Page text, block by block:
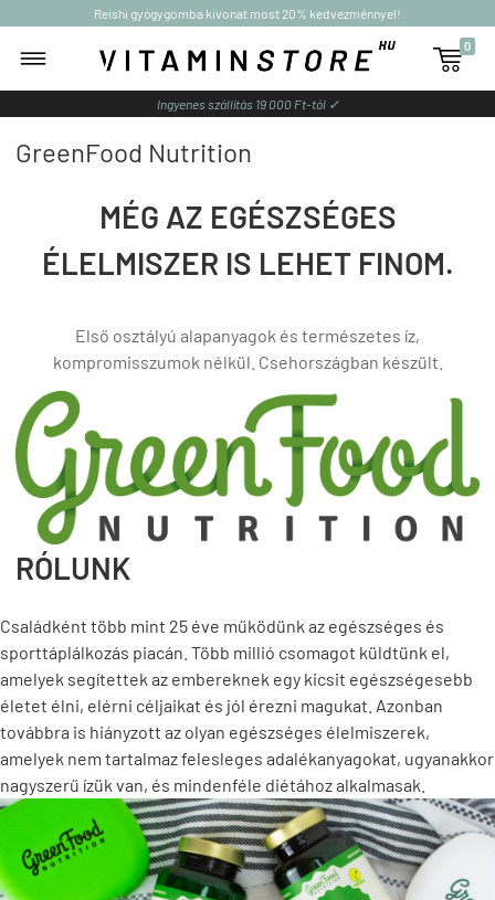
Reishi gyógygomba kivonat most 20% kedvezménnyel!

0
Ingyenes szállítás 19 000 Ft-tól ✓
GreenFood Nutrition
MÉG AZ EGÉSZSÉGES
ÉLELMISZER IS LEHET FINOM.
Első osztályú alapanyagok és természetes íz,
kompromisszumok nélkül. Csehországban készült.
RÓLUNK
Családként több mint 25 éve működünk az egészséges és
sporttáplálkozás piacán. Több millió csomagot küldtünk el,
amelyek segítettek az embereknek egy kicsit egészségesebb
életet élni, elérni céljaikat és jól érezni magukat. Azonban
továbbra is hiányzott az olyan egészséges élelmiszerek,
amelyek nem tartalmaz felesleges adalékanyagokat, ugyanakkor
nagyszerű ízük van, és mindenféle diétához alkalmasak.